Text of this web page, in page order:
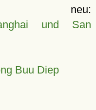
und San
Buu Diep